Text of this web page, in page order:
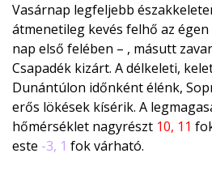
Vasárnap legfeljebb
átmenetileg kevés felhő az
nap első felében – , másutt
Csapadék kizárt. A délkeleti,
Dunántúlon időnként élénk,
erős lökések kísérik. A
hőmérséklet nagyrészt 10, 11
este -3, 1 fok várható.